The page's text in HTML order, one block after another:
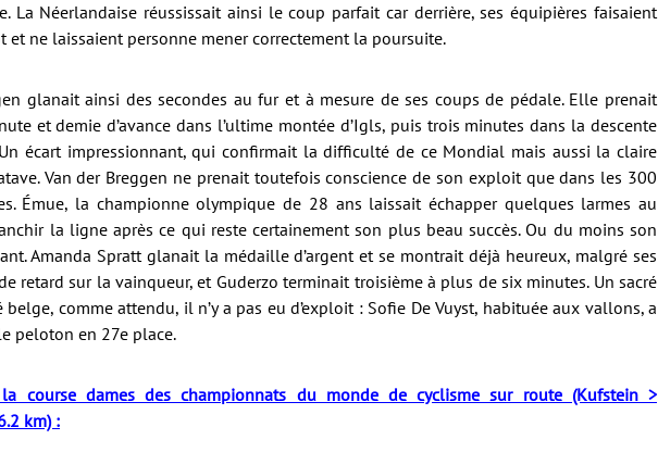
La Néerlandaise réussissait ainsi le coup parfait car derrière, ses équipières faisaient
ne laissaient personne mener correctement la poursuite.
glanait ainsi des secondes au fur et à mesure de ses coups de pédale. Elle prenait
et demie d’avance dans l’ultime montée d’Igls, puis trois minutes dans la descente
Un écart impressionnant, qui confirmait la difficulté de ce Mondial mais aussi la claire
Van der Breggen ne prenait toutefois conscience de son exploit que dans les 300
Émue, la championne olympique de 28 ans laissait échapper quelques larmes au
la ligne après ce qui reste certainement son plus beau succès. Ou du moins son
Amanda Spratt glanait la médaille d’argent et se montrait déjà heureux, malgré ses
retard sur la vainqueur, et Guderzo terminait troisième à plus de six minutes. Un sacré
comme attendu, il n’y a pas eu d’exploit : Sofie De Vuyst, habituée aux vallons, a
peloton en 27e place.
course dames des championnats du monde de cyclisme sur route (Kufstein >
km) :